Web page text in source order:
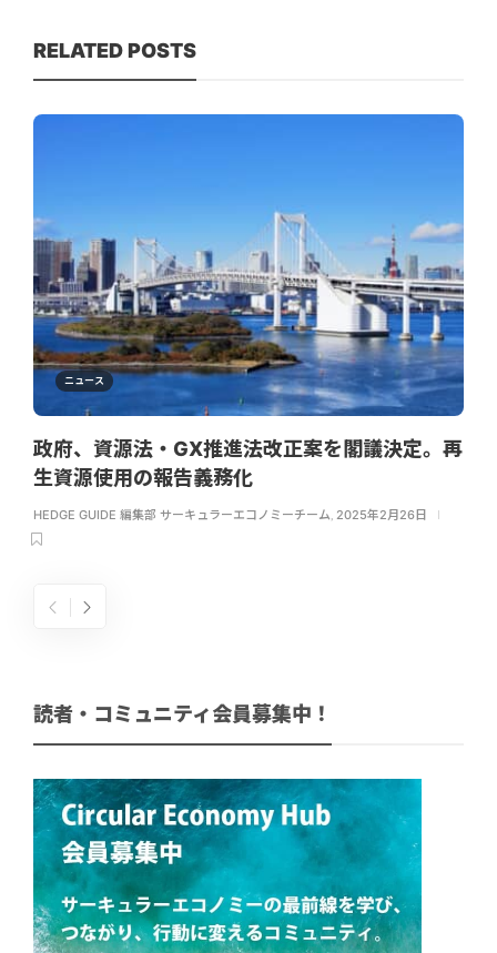
RELATED POSTS
ニュース
政府、資源法・GX推進法改正案を閣議決定。再
生資源使用の報告義務化
HEDGE GUIDE 編集部 サーキュラーエコノミーチーム, 2025年2月26日
読者・コミュニティ会員募集中！